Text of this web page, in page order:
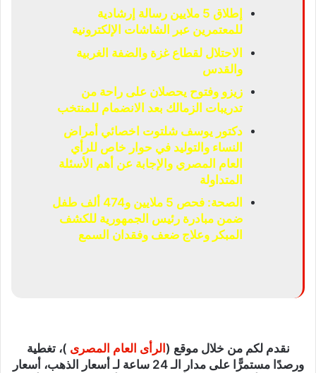
إطلاق 5 ملايين رسالة إرشادية
للمعتمرين عبر الشاشات الإلكترونية
الاحتلال لقطاع غزة والضفة الغربية
والقدس
زيزو وفتوح يحصلان على راحة من
تدريبات الزمالك بعد الانضمام للمنتخب
دكتور يوسف شلتوت اخصائي أمراض
النساء والتوليد في حوار خاص للرأي
العام المصري والإجابة عن أهم الأسئلة
المتداولة
الصحة: فحص 5 ملايين و474 ألف طفل
ضمن مبادرة رئيس الجمهورية للكشف
المبكر وعلاج ضعف وفقدان السمع
نقدم لكم من خلال موقع ( الرأى العام المصرى )، تغطية
ورصدًا مستمرًّا على مدار الـ 24 ساعة لـ أسعار الذهب، أسعار